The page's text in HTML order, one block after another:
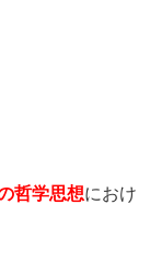
哲学思想におけ